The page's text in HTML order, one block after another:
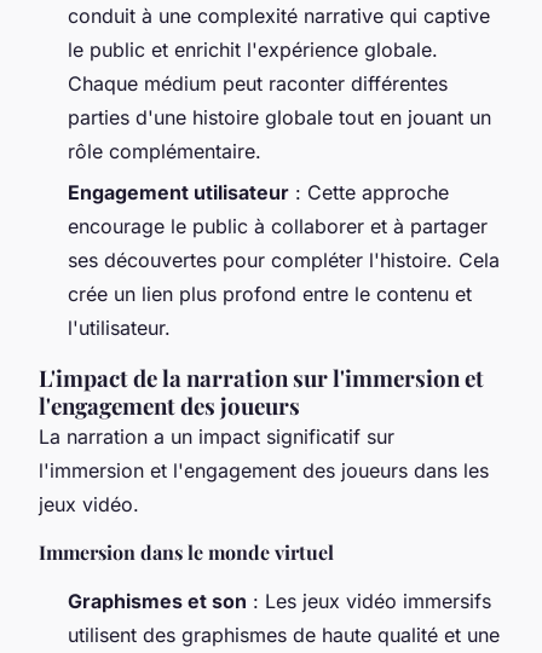
conduit à une complexité narrative qui captive
le public et enrichit l'expérience globale.
Chaque médium peut raconter différentes
parties d'une histoire globale tout en jouant un
rôle complémentaire.
Engagement utilisateur : Cette approche
encourage le public à collaborer et à partager
ses découvertes pour compléter l'histoire. Cela
crée un lien plus profond entre le contenu et
l'utilisateur.
L'impact de la narration sur l'immersion et
l'engagement des joueurs
La narration a un impact significatif sur
l'immersion et l'engagement des joueurs dans les
jeux vidéo.
Immersion dans le monde virtuel
Graphismes et son : Les jeux vidéo immersifs
utilisent des graphismes de haute qualité et une